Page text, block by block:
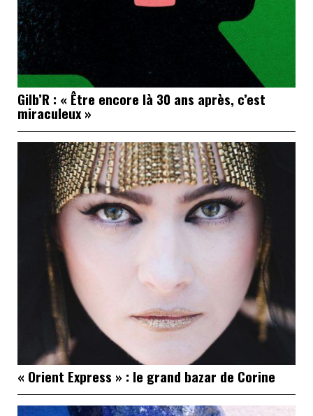
Gilb’R : « Être encore là 30 ans après, c’est
miraculeux »
« Orient Express » : le grand bazar de Corine